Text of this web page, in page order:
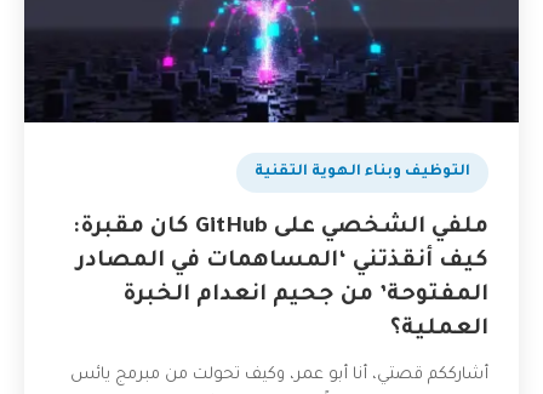
التوظيف وبناء الهوية التقنية
ملفي الشخصي على GitHub كان مقبرة:
كيف أنقذتني ‘المساهمات في المصادر
المفتوحة’ من جحيم انعدام الخبرة
العملية؟
أشارككم قصتي، أنا أبو عمر، وكيف تحولت من مبرمج يائس